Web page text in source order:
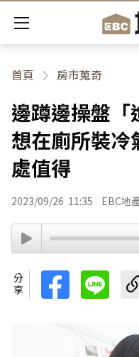
首頁 房市蒐奇
邊蹲邊操盤
想在廁所裝冷
處值得
2023/09/26 11:35 EBC地
分享